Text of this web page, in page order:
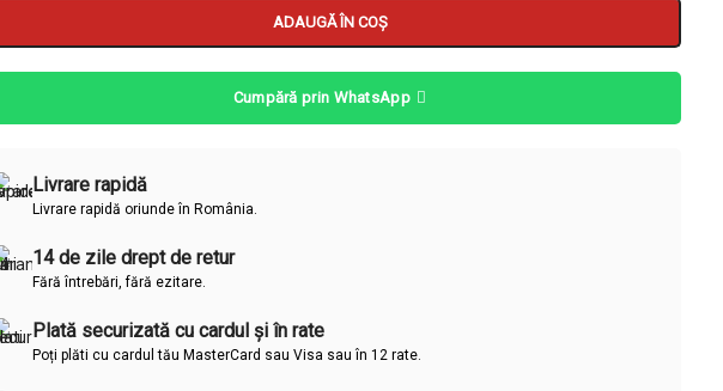
ADAUGĂ ÎN COȘ
Cumpără prin WhatsApp
Livrare rapidă
Livrare rapidă oriunde în România.
14 de zile drept de retur
Fără întrebări, fără ezitare.
Plată securizată cu cardul și în rate
Poți plăti cu cardul tău MasterCard sau Visa sau în 12 rate.